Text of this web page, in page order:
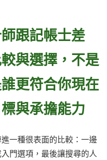
跟記帳士差
與選擇，不是
更符合你現在
與承擔能力
進一種很表面的比較：一邊
門選項，最後讓搜尋的人